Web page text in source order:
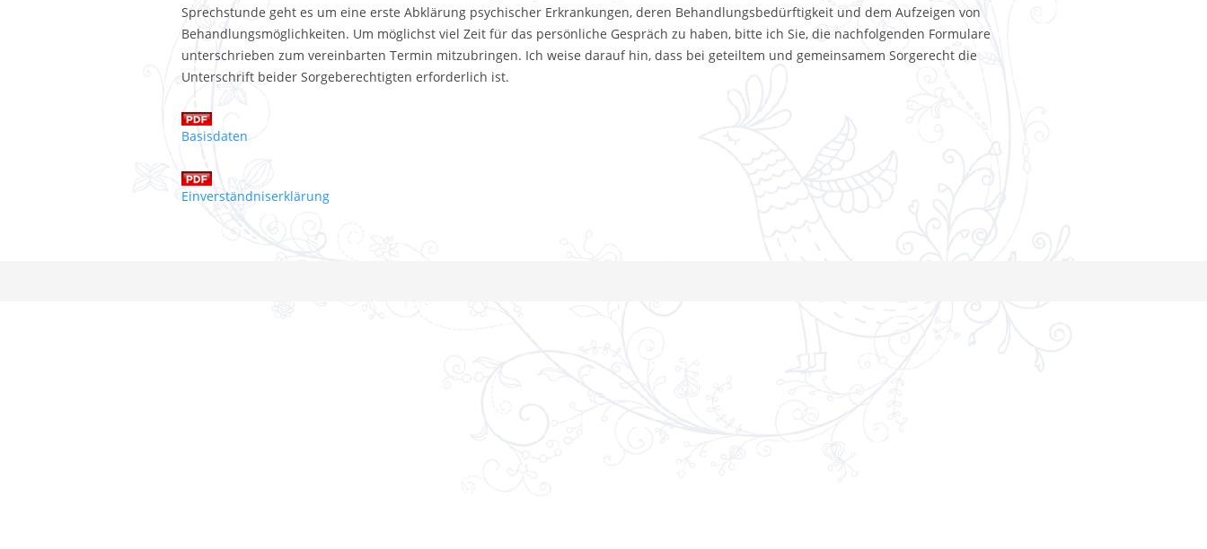
Sprechstunde geht es um eine erste Abklärung psychischer Erkrankungen, deren Behandlungsbedürftigkeit und dem Aufzeigen von
Behandlungsmöglichkeiten. Um möglichst viel Zeit für das persönliche Gespräch zu haben, bitte ich Sie, die nachfolgenden Formulare
unterschrieben zum vereinbarten Termin mitzubringen. Ich weise darauf hin, dass bei geteiltem und gemeinsamem Sorgerecht die
Unterschrift beider Sorgeberechtigten erforderlich ist.
Basisdaten
Einverständniserklärung